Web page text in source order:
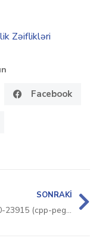
Zəiflikləri
Facebook
SONRAKI
CVE-2020-23915 (cpp-peglib)